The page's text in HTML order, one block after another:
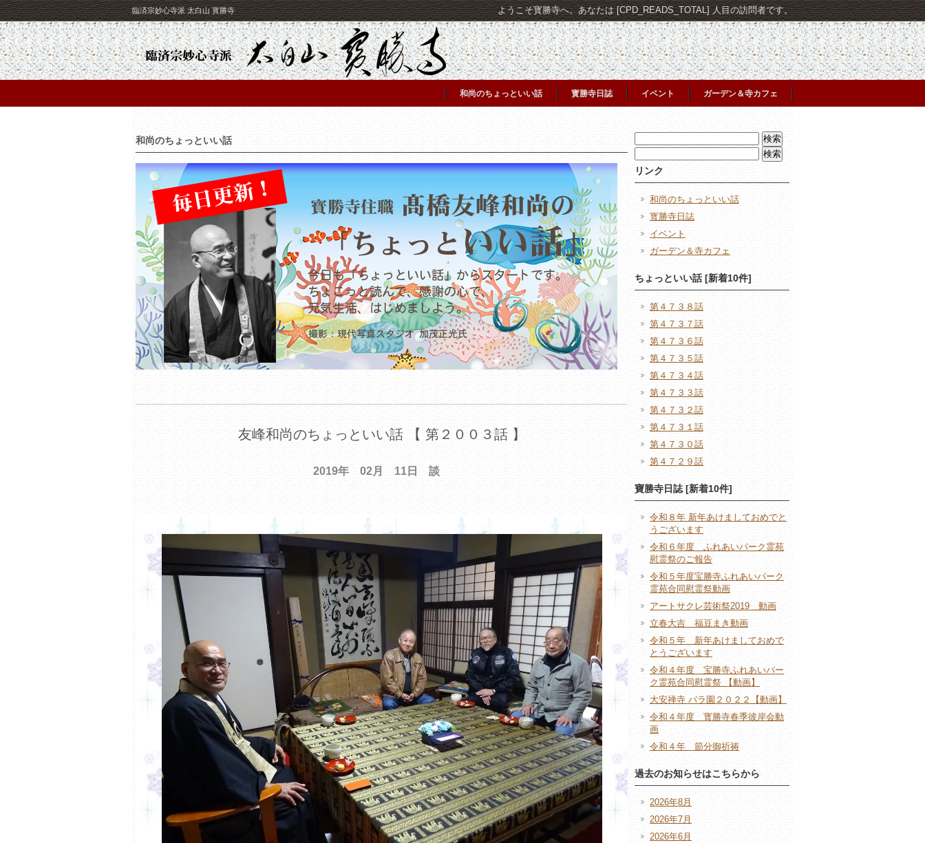
臨済宗妙心寺派 太白山 寳勝寺 ようこそ寳勝寺へ。あなたは [CPD_READS_TOTAL] 人目の訪問者です。
和尚のちょっといい話 寳勝寺日誌 イベント ガーデン＆寺カフェ
和尚のちょっといい話
友峰和尚のちょっといい話 【 第２００３話 】
2019年 02月 11日 談
索:
索:
リンク
和尚のちょっといい話
寳勝寺日誌
イベント
ガーデン＆寺カフェ
ちょっといい話 [新着10件]
第４７３８話
第４７３７話
第４７３６話
第４７３５話
第４７３４話
第４７３３話
第４７３２話
第４７３１話
第４７３０話
第４７２９話
寶勝寺日誌 [新着10件]
令和８年 新年あけましておめでと
うございます
令和６年度 ふれあいパーク霊苑
慰霊祭のご報告
令和５年度宝勝寺ふれあいパーク
霊苑合同慰霊祭動画
アートサクレ芸術祭2019 動画
立春大吉 福豆まき動画
令和５年 新年あけましておめで
とうございます
令和４年度 宝勝寺ふれあいパー
ク霊苑合同慰霊祭 【動画】
大安禅寺 バラ園２０２２【動画】
令和４年度 寳勝寺春季彼岸会動
画
令和４年 節分御祈祷
過去のお知らせはこちらから
2026年8月
2026年7月
2026年6月